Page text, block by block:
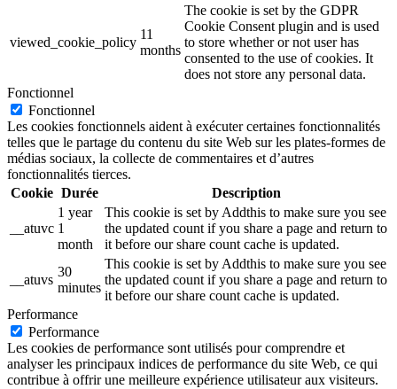
viewed_cookie_policy
11
months
The cookie is set by the GDPR
Cookie Consent plugin and is used
to store whether or not user has
consented to the use of cookies. It
does not store any personal data.
Fonctionnel
Fonctionnel
Les cookies fonctionnels aident à exécuter certaines fonctionnalités
telles que le partage du contenu du site Web sur les plates-formes de
médias sociaux, la collecte de commentaires et d’autres
fonctionnalités tierces.
Cookie Durée Description
__atuvc
1 year
1
month
This cookie is set by Addthis to make sure you see
the updated count if you share a page and return to
it before our share count cache is updated.
__atuvs
30
minutes
This cookie is set by Addthis to make sure you see
the updated count if you share a page and return to
it before our share count cache is updated.
Performance
Performance
Les cookies de performance sont utilisés pour comprendre et
analyser les principaux indices de performance du site Web, ce qui
contribue à offrir une meilleure expérience utilisateur aux visiteurs.